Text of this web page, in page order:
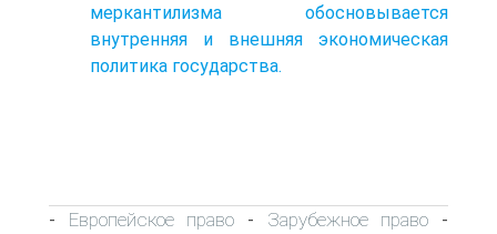
меркантилизма обосновывается
внутренняя и внешняя экономическая
политика государства.
- Европейское право - Зарубежное право -